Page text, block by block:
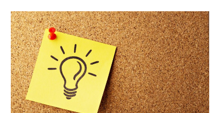
Beste
Aussicht
Genießer